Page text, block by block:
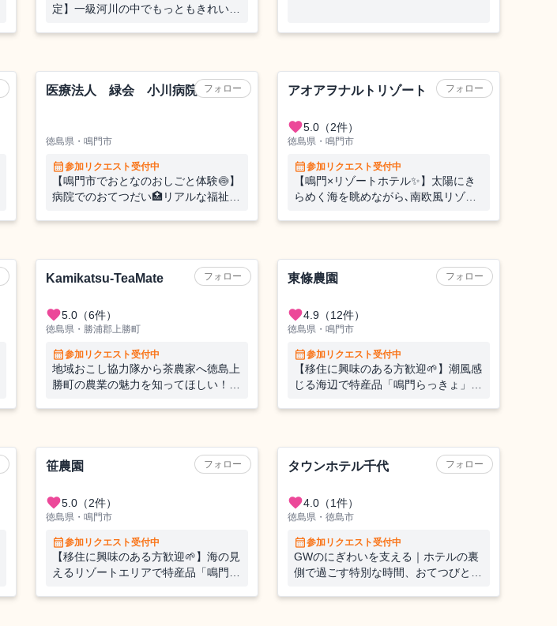
定】一級河川の中でもっともきれいと
フォロー
医療法人 緑会 小川病院
徳島県・鳴門市
calendar_month参加リクエスト受付中
【鳴門市でおとなのおしごと体験🍥】
病院でのおてつだい🏥リアルな福祉の
フォロー
アオアヲナルトリゾート
favorite5.0 （2件）
徳島県・鳴門市
calendar_month参加リクエスト受付中
【鳴門×リゾートホテル✨】太陽にき
らめく海を眺めながら､南欧風リゾー
フォロー
Kamikatsu-TeaMate
favorite5.0 （6件）
徳島県・勝浦郡上勝町
calendar_month参加リクエスト受付中
地域おこし協力隊から茶農家へ徳島上
勝町の農業の魅力を知ってほしい！お
フォロー
東條農園
favorite4.9 （12件）
徳島県・鳴門市
calendar_month参加リクエスト受付中
【移住に興味のある方歓迎🌱】潮風感
じる海辺で特産品「鳴門らっきょ」の
フォロー
笹農園
favorite5.0 （2件）
徳島県・鳴門市
calendar_month参加リクエスト受付中
【移住に興味のある方歓迎🌱】海の見
えるリゾートエリアで特産品「鳴門ら
フォロー
タウンホテル千代
favorite4.0 （1件）
徳島県・徳島市
calendar_month参加リクエスト受付中
GWのにぎわいを支える｜ホテルの裏
側で過ごす特別な時間、おてつびと募